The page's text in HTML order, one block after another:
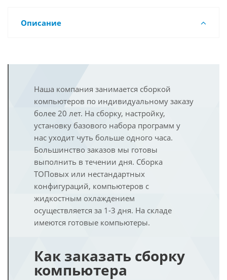
Описание
Наша компания занимается сборкой
компьютеров по индивидуальному заказу
более 20 лет. На сборку, настройку,
установку базового набора программ у
нас уходит чуть больше одного часа.
Большинство заказов мы готовы
выполнить в течении дня. Сборка
ТОПовых или нестандартных
конфигураций, компьютеров с
жидкостным охлаждением
осуществляется за 1-3 дня. На складе
имеются готовые компьютеры.
Как заказать сборку
компьютера